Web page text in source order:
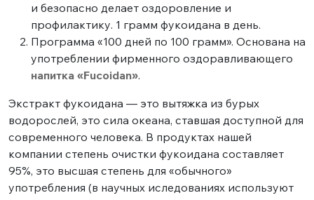
и безопасно делает оздоровление и
профилактику. 1 грамм фукоидана в день.
Программа «100 дней по 100 грамм». Основана на
употреблении фирменного оздоравливающего
напитка «Fucoidan».
Экстракт фукоидана — это вытяжка из бурых
водорослей, это сила океана, ставшая доступной для
современного человека. В продуктах нашей
компании степень очистки фукоидана составляет
95%, это высшая степень для «обычного»
употребления (в научных иследованиях используют